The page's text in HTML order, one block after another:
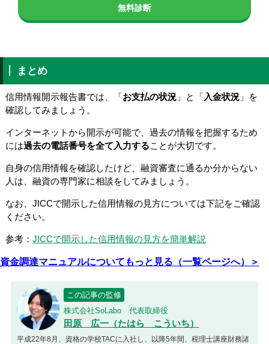
無料診断
まとめ
信用情報開示報告書では、「お支払の状況」と「 入金状況」を
確認してみましょう。
インターネットから開示が可能で、過去の情報を把握するため
には過去の電話番号を全て入力することが大切です。
自身の信用情報を確認したけど、融資審査に通るか分からない
人は、融資の専門家に相談をしてみましょう。
なお、JICCで開示した信用情報の見方については下記をご確認
ください。
参考： JICCで開示した信用情報の見方を簡単解説
資金調達マニュアルについてもっと見る（一覧ページへ）＞
この記事の監修
株式会社SoLabo 代表取締役
田原 広一（たはら こういち）
平成22年8月、資格の学校TACに入社し、以降5年間、税理士講座財務諸